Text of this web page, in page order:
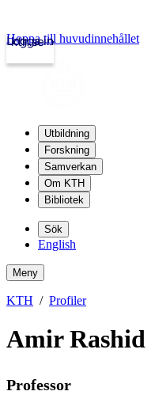
kth.se
Logga in
Hoppa till huvudinnehållet
Utbildning
Forskning
Samverkan
Om KTH
Bibliotek
Sök
English
Meny
KTH Profiler
Amir Rashid
Professor